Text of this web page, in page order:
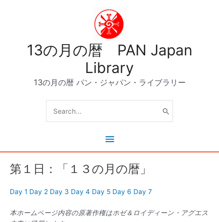
13の月の暦 PAN Japan
Library
13の月の暦 パン・ジャパン・ライブラリー
メ
for:
第１日：「１３の月の暦」
Day 1 Day 2 Day 3 Day 4 Day 5 Day 6 Day 7
本ホームページ内容の原著作権はホゼ＆ロイディーン・アグエス